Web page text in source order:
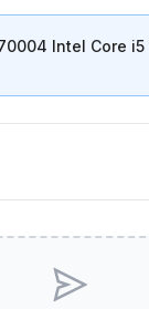
Intel Core i5